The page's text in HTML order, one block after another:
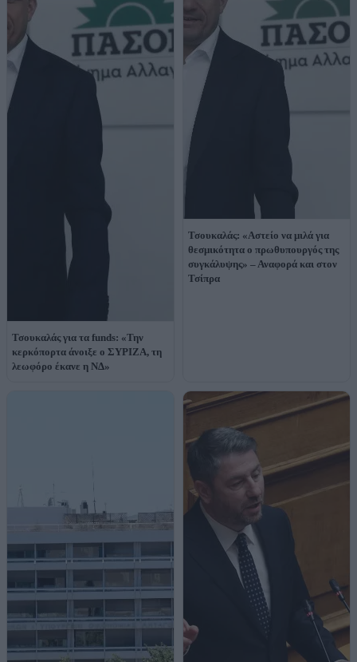
Τσουκαλάς για τα funds: «Την
κερκόπορτα άνοιξε ο ΣΥΡΙΖΑ, τη
λεωφόρο έκανε η ΝΔ»
Τσουκαλάς: «Αστείο να μιλά για
θεσμικότητα ο πρωθυπουργός της
συγκάλυψης» – Αναφορά και στον
Τσίπρα